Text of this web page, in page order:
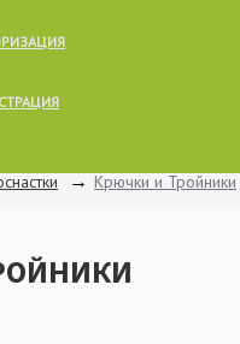
Крючки и Тройники